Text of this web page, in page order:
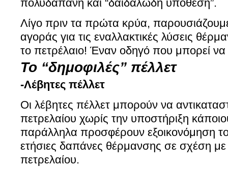
πολυδάπανη και “δαιδαλώδη υπόθεση”.
Λίγο πριν τα πρώτα κρύα,
αγοράς για τις εναλλακτικές λύσεις
το πετρέλαιο! Έναν οδηγό που μπορεί να
Το “δημοφιλές” πέλλετ
-Λέβητες πέλλετ
Οι λέβητες πέλλετ μπορούν να
πετρελαίου χωρίς την υποστήριξη
παράλληλα προσφέρουν εξοικονόμηση
ετήσιες δαπάνες θέρμανσης σε σχέση με
πετρελαίου.